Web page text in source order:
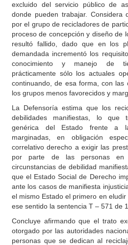
excluido del servicio público de
donde pueden trabajar. Considera
por el grupo de recicladores de
proceso de concepción y diseño de
resultó fallido, dado que en los
demandada incrementó los
conocimiento y manejo de
prácticamente sólo los actuales
continuando, de esa forma, con las
los grupos menos favorecidos y
La Defensoría estima que los
debilidades manifiestas, lo que
genérica del Estado frente a
marginadas, en obligación
correlativo derecho a exigir las
por parte de las personas en
circunstancias de debilidad
que el Estado Social de Derecho
ante los casos de manifiesta
el mismo Estado el primero en
ese sentido la sentencia T – 571 de
Concluye afirmando que el trato
otorgado por las autoridades
personas que se dedican al